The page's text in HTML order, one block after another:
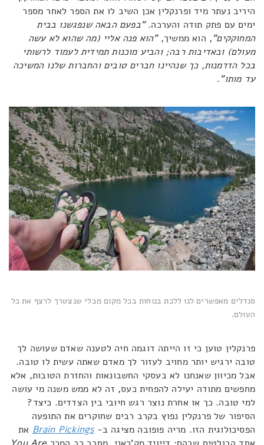
היריב נעתר מיד ופרנקלין אכן השיב לו את הספר לאחר מספר
ימים עם פתק תודה והערכה."בפעם הבאה שנפגשנו בבית
המחוקקים", הוא ממשיך, "הוא פנה אליי (מה שהוא לא עשה
מעולם) ובאדיבות רבה; והביע מוכנות תמידית לעמוד לרשותי
בכל הזדמנות, כך שנהיינו חברים טובים והחברות שלנו המשיכה
עד מותו".
סנדלים מאפשרים לנו ללכת בנוחות בכל מקום מבלי שנצטרך לרצף את כל
העולם.
פרנקלין טוען כי זו הייתה דוגמה חיה לטענה שאדם שעושה לך
טובה ירגיש יותר מחויב לעזור לך מאדם שאתה עשית לו טובה.
אבל מכיוון שאנחנו לא בעסקי החשבונאות והחזרת הטובות, אלא
מחפשים מתודה יעילה להפחית כעס, זה לא ממש משנה מי עושה
למי טובה. כך או אחרת נוצר רגש חיובי בין הצדדים. כיצד?
הסיפור של פרנקלין נפוץ בקרב רבים שחוקרים את התופעה
הפסיכולוגית הזו. מריה פופובה מציגה ב-Brain Pickings את